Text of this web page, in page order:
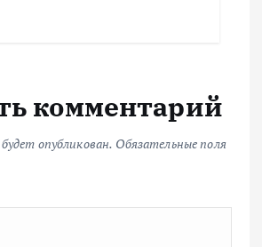
комментарий
опубликован. Обязательные поля